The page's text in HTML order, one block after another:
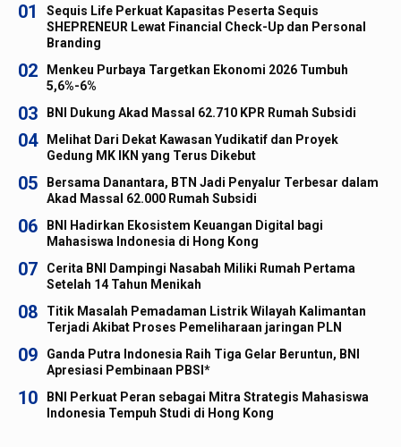
01
Sequis Life Perkuat Kapasitas Peserta Sequis
SHEPRENEUR Lewat Financial Check-Up dan Personal
Branding
02
Menkeu Purbaya Targetkan Ekonomi 2026 Tumbuh
5,6%-6%
03 BNI Dukung Akad Massal 62.710 KPR Rumah Subsidi
04
Melihat Dari Dekat Kawasan Yudikatif dan Proyek
Gedung MK IKN yang Terus Dikebut
05
Bersama Danantara, BTN Jadi Penyalur Terbesar dalam
Akad Massal 62.000 Rumah Subsidi
06
BNI Hadirkan Ekosistem Keuangan Digital bagi
Mahasiswa Indonesia di Hong Kong
07
Cerita BNI Dampingi Nasabah Miliki Rumah Pertama
Setelah 14 Tahun Menikah
08
Titik Masalah Pemadaman Listrik Wilayah Kalimantan
Terjadi Akibat Proses Pemeliharaan jaringan PLN
09
Ganda Putra Indonesia Raih Tiga Gelar Beruntun, BNI
Apresiasi Pembinaan PBSI*
10
BNI Perkuat Peran sebagai Mitra Strategis Mahasiswa
Indonesia Tempuh Studi di Hong Kong